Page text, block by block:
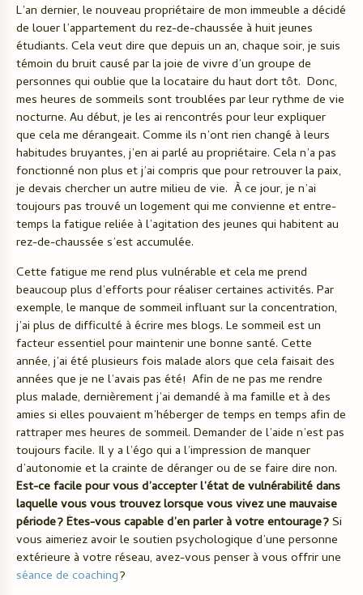
L’an dernier, le nouveau propriétaire de mon immeuble a décidé
de louer l’appartement du rez-de-chaussée à huit jeunes
étudiants. Cela veut dire que depuis un an, chaque soir, je suis
témoin du bruit causé par la joie de vivre d’un groupe de
personnes qui oublie que la locataire du haut dort tôt. Donc,
mes heures de sommeils sont troublées par leur rythme de vie
nocturne. Au début, je les ai rencontrés pour leur expliquer
que cela me dérangeait. Comme ils n’ont rien changé à leurs
habitudes bruyantes, j’en ai parlé au propriétaire. Cela n’a pas
fonctionné non plus et j’ai compris que pour retrouver la paix,
je devais chercher un autre milieu de vie. À ce jour, je n’ai
toujours pas trouvé un logement qui me convienne et entre-
temps la fatigue reliée à l’agitation des jeunes qui habitent au
rez-de-chaussée s’est accumulée.
Cette fatigue me rend plus vulnérable et cela me prend
beaucoup plus d’efforts pour réaliser certaines activités. Par
exemple, le manque de sommeil influant sur la concentration,
j’ai plus de difficulté à écrire mes blogs. Le sommeil est un
facteur essentiel pour maintenir une bonne santé. Cette
année, j’ai été plusieurs fois malade alors que cela faisait des
années que je ne l’avais pas été! Afin de ne pas me rendre
plus malade, dernièrement j’ai demandé à ma famille et à des
amies si elles pouvaient m’héberger de temps en temps afin de
rattraper mes heures de sommeil. Demander de l’aide n’est pas
toujours facile. Il y a l’égo qui a l’impression de manquer
d’autonomie et la crainte de déranger ou de se faire dire non.
Est-ce facile pour vous d’accepter l’état de vulnérabilité dans
laquelle vous vous trouvez lorsque vous vivez une mauvaise
période? Êtes-vous capable d’en parler à votre entourage?Si
vous aimeriez avoir le soutien psychologique d’une personne
extérieure à votre réseau, avez-vous penser à vous offrir une
séance de coaching?